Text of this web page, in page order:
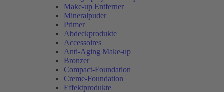
Make-up Entferner
Mineralpuder
Primer
Abdeckprodukte
Accessoires
Anti-Aging Make-up
Bronzer
Compact-Foundation
Creme-Foundation
Effektprodukte